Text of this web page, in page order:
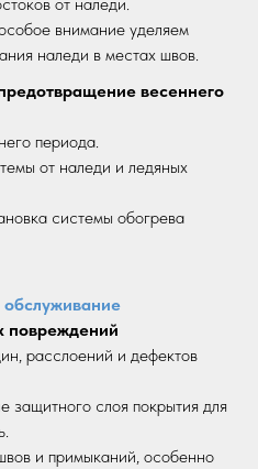
внимание уделяем
наледи в местах швов.
весеннего
периода.
от наледи и ледяных
системы обогрева
обслуживание
повреждений
расслоений и дефектов
защитного слоя покрытия для
и примыканий, особенно